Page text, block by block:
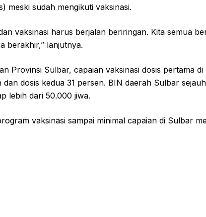
meski sudah mengikuti vaksinasi.
vaksinasi harus berjalan beriringan. Kita semua
berakhir,” lanjutnya.
Provinsi Sulbar, capaian vaksinasi dosis pertama
dosis kedua 31 persen. BIN daerah Sulbar
lebih dari 50.000 jiwa.
vaksinasi sampai minimal capaian di Sulbar